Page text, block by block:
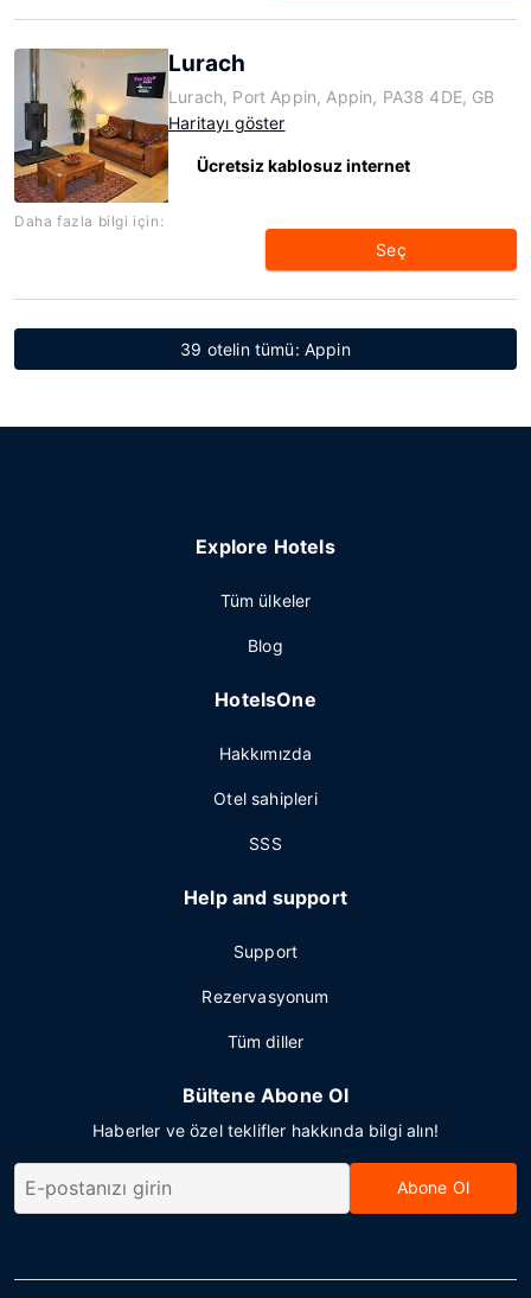
Lurach
Lurach, Port Appin, Appin, PA38 4DE, GB
Haritayı göster
Ücretsiz kablosuz internet
Daha fazla bilgi için:
Seç
39 otelin tümü: Appin
Explore Hotels
Tüm ülkeler
Blog
HotelsOne
Hakkımızda
Otel sahipleri
SSS
Help and support
Support
Rezervasyonum
Tüm diller
Bültene Abone Ol
Haberler ve özel teklifler hakkında bilgi alın!
Abone Ol